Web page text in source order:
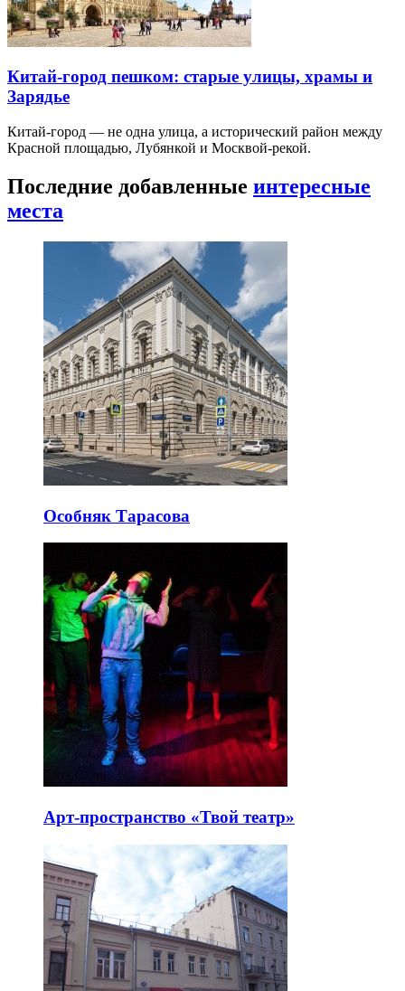
Китай-город пешком: старые улицы, храмы и
Зарядье
Китай-город — не одна улица, а исторический район между
Красной площадью, Лубянкой и Москвой-рекой.
Последние добавленные интересные
места
Особняк Тарасова
Арт-пространство «Твой театр»